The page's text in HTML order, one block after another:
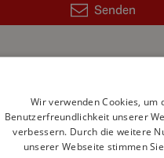
Shop
Senden
Wir verwenden Cookies, um
Benutzerfreundlichkeit unserer
verbessern. Durch die weitere
unserer Webseite stimmen